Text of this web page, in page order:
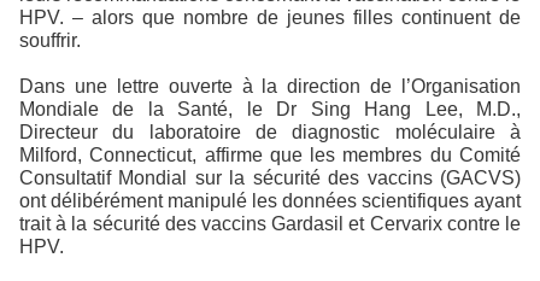
HPV. – alors que nombre de jeunes filles continuent de
souffrir.
Dans une lettre ouverte à la direction de l’Organisation
Mondiale de la Santé, le Dr Sing Hang Lee, M.D.,
Directeur du laboratoire de diagnostic moléculaire à
Milford, Connecticut, affirme que les membres du Comité
Consultatif Mondial sur la sécurité des vaccins (GACVS)
ont délibérément manipulé les données scientifiques ayant
trait à la sécurité des vaccins Gardasil et Cervarix contre le
HPV.